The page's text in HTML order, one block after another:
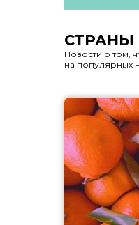
СТРАНЫ
Новости о том,
на популярных